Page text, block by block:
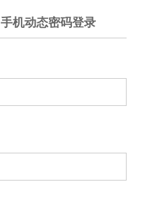
手机动态密码登录